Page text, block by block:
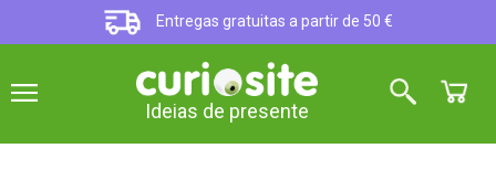
Entregas gratuitas a partir de 50 €
Ideias de presente